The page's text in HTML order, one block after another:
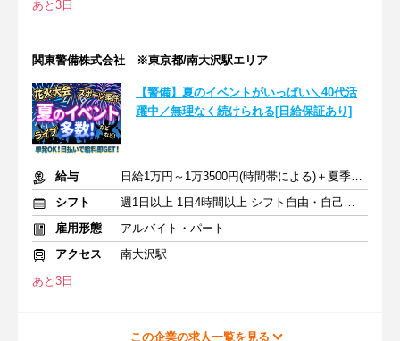
あと3日
関東警備株式会社 ※東京都/南大沢駅エリア
【警備】夏のイベントがいっぱい＼40代活
躍中／無理なく続けられる[日給保証あり]
給与
日給1万円～1万3500円(時間帯による)＋夏季手当あり
シフト
週1日以上 1日4時間以上 シフト自由・自己申告
雇用形態
アルバイト・パート
アクセス
南大沢駅
あと3日
この企業の求人一覧を見る